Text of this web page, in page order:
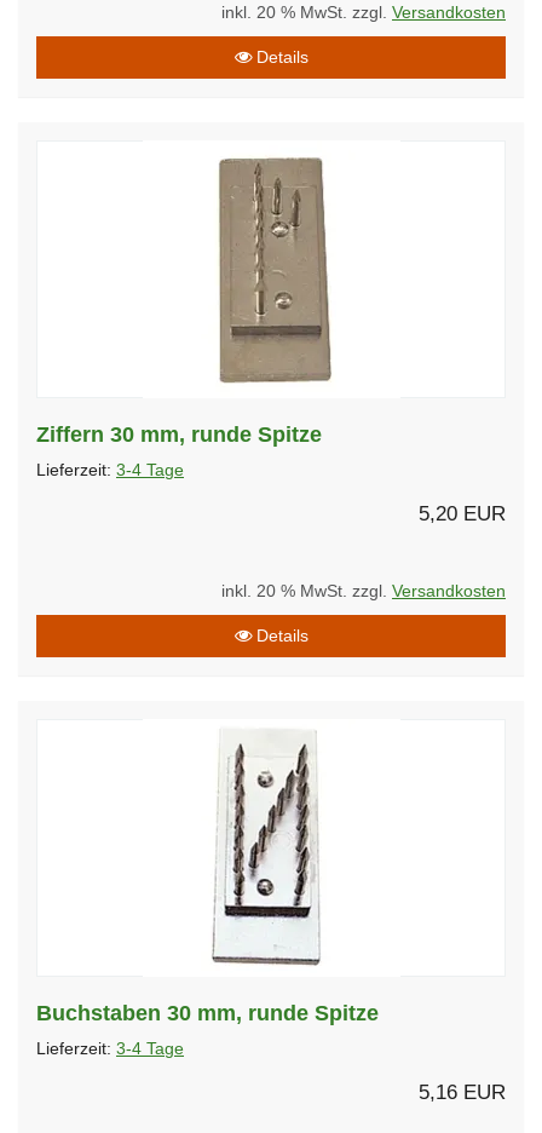
inkl. 20 % MwSt. zzgl. Versandkosten
Details
Ziffern 30 mm, runde Spitze
Lieferzeit: 3-4 Tage
5,20 EUR
inkl. 20 % MwSt. zzgl. Versandkosten
Details
Buchstaben 30 mm, runde Spitze
Lieferzeit: 3-4 Tage
5,16 EUR